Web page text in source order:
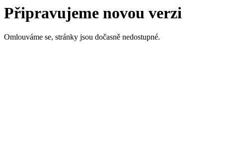
Připravujeme novou verzi
Omlouváme se, stránky jsou dočasně nedostupné.